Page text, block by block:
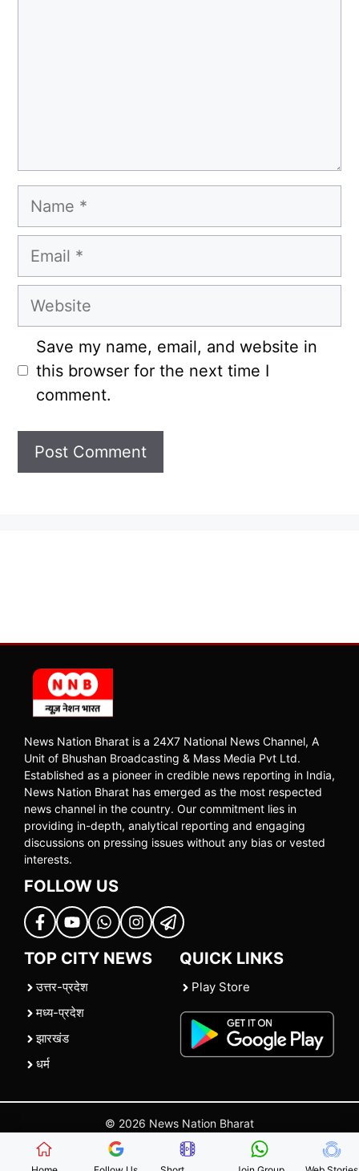
Name
Email
Website
Save my name, email, and website in
this browser for the next time I
comment.
News Nation Bharat is a 24X7 National News Channel, A
Unit of Bhushan Broadcasting & Mass Media Pvt Ltd.
Established as a pioneer in credible news reporting in India,
News Nation Bharat has emerged as the most respected
news channel in the country. Our commitment lies in
providing in-depth, analytical reporting and engaging
discussions on pressing issues without any bias or vested
interests.
FOLLOW US
TOP CITY NEWS
उत्तर-प्रदेश
मध्य-प्रदेश
झारखंड
धर्म
QUICK LINKS
Play Store
© 2026 News Nation Bharat
Home| |Contact Us |Policies Terms and Conditions